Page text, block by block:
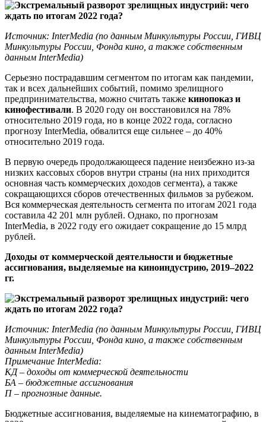
Источник: InterMedia (по данным Минкультуры России, ГИВЦ
Минкультуры России, Фонда кино, а также собственным
данным InterMedia)
Серьезно пострадавшим сегментом по итогам как пандемии,
так и всех дальнейших событий, помимо зрелищного
предпринимательства, можно считать также кинопоказ и
кинофестивали. В 2020 году он восстановился на 78%
относительно 2019 года, но в конце 2022 года, согласно
прогнозу InterMedia, обвалится еще сильнее – до 40%
относительно 2019 года.
В первую очередь продолжающееся падение неизбежно из-за
низких кассовых сборов внутри страны (на них приходится
основная часть коммерческих доходов сегмента), а также
сокращающихся сборов отечественных фильмов за рубежом.
Вся коммерческая деятельность сегмента по итогам 2021 года
составила 42 201 млн рублей. Однако, по прогнозам
InterMedia, в 2022 году его ожидает сокращение до 15 млрд
рублей.
Доходы от коммерческой деятельности и бюджетные
ассигнования, выделяемые на киноиндустрию, 2019–2022
гг.
Источник: InterMedia (по данным Минкультуры России, ГИВЦ
Минкультуры России, Фонда кино, а также собственным
данным InterMedia)
Примечание InterMedia:
КД – доходы от коммерческой деятельности
БА – бюджетные ассигнования
П – прогнозные данные.
Бюджетные ассигнования, выделяемые на кинематографию, в